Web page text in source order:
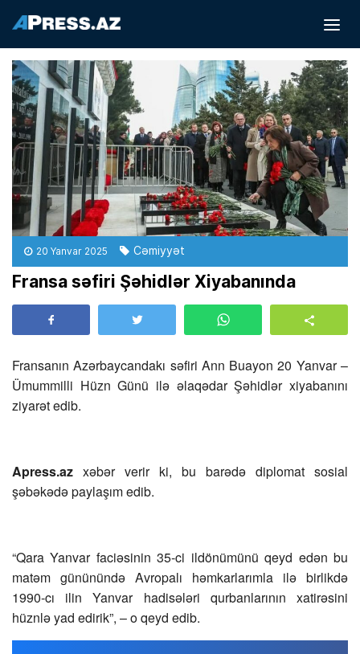
20 Yanvar 2025 Cəmiyyət
Fransa səfiri Şəhidlər Xiyabanında
Fransanın Azərbaycandakı səfiri Ann Buayon 20 Yanvar –
Ümummilli Hüzn Günü ilə əlaqədar Şəhidlər xiyabanını
ziyarət edib.
Apress.az xəbər verir ki, bu barədə diplomat sosial
şəbəkədə paylaşım edib.
“Qara Yanvar faciəsinin 35-ci ildönümünü qeyd edən bu
matəm gününündə Avropalı həmkarlarımla ilə birlikdə
1990-cı ilin Yanvar hadisələri qurbanlarının xatirəsini
hüznlə yad edirik”, – o qeyd edib.